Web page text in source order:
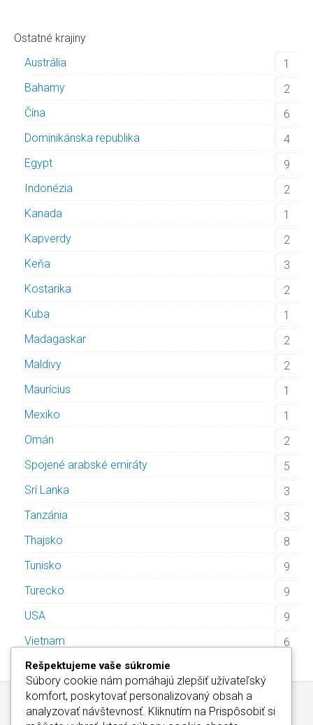
Ostatné krajiny
Austrália
1
Bahamy
2
Čína
6
Dominikánska republika
4
Egypt
9
Indonézia
2
Kanada
1
Kapverdy
2
Keňa
3
Kostarika
2
Kuba
1
Madagaskar
2
Maldivy
2
Maurícius
1
Mexiko
1
Omán
2
Spojené arabské emiráty
5
Srí Lanka
3
Tanzánia
3
Thajsko
8
Tunisko
9
Turecko
9
USA
9
Vietnam
6
Rešpektujeme vaše súkromie
Súbory cookie nám pomáhajú zlepšiť užívateľský
komfort, poskytovať personalizovaný obsah a
analyzovať návštevnosť. Kliknutím na Prispôsobiť si